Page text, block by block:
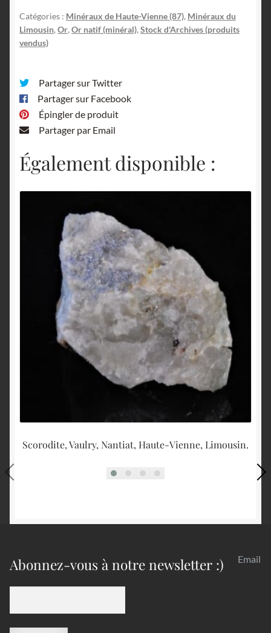
Catégories : Minéraux de Haute-Vienne (87), Minéraux du
Limousin, Or, Or natif (minéral), Stock d'Archives (produits
vendus)
Partager sur Twitter
Partager sur Facebook
Épingler de produit
Partager par Email
Également disponible :
Scorodite, Vaulry, Nantiat, Haute-Vienne, Limousin.
Abonnez-vous à notre newsletter :) Email